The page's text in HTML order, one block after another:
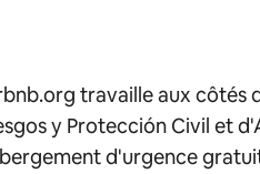
travaille aux côtés
y Protección Civil et
d'urgence